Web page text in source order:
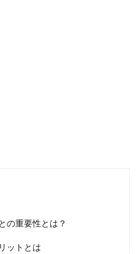
ロールをご紹介
なり、肌のキメが整わないと、年齢
の重要性とは？
ットとは